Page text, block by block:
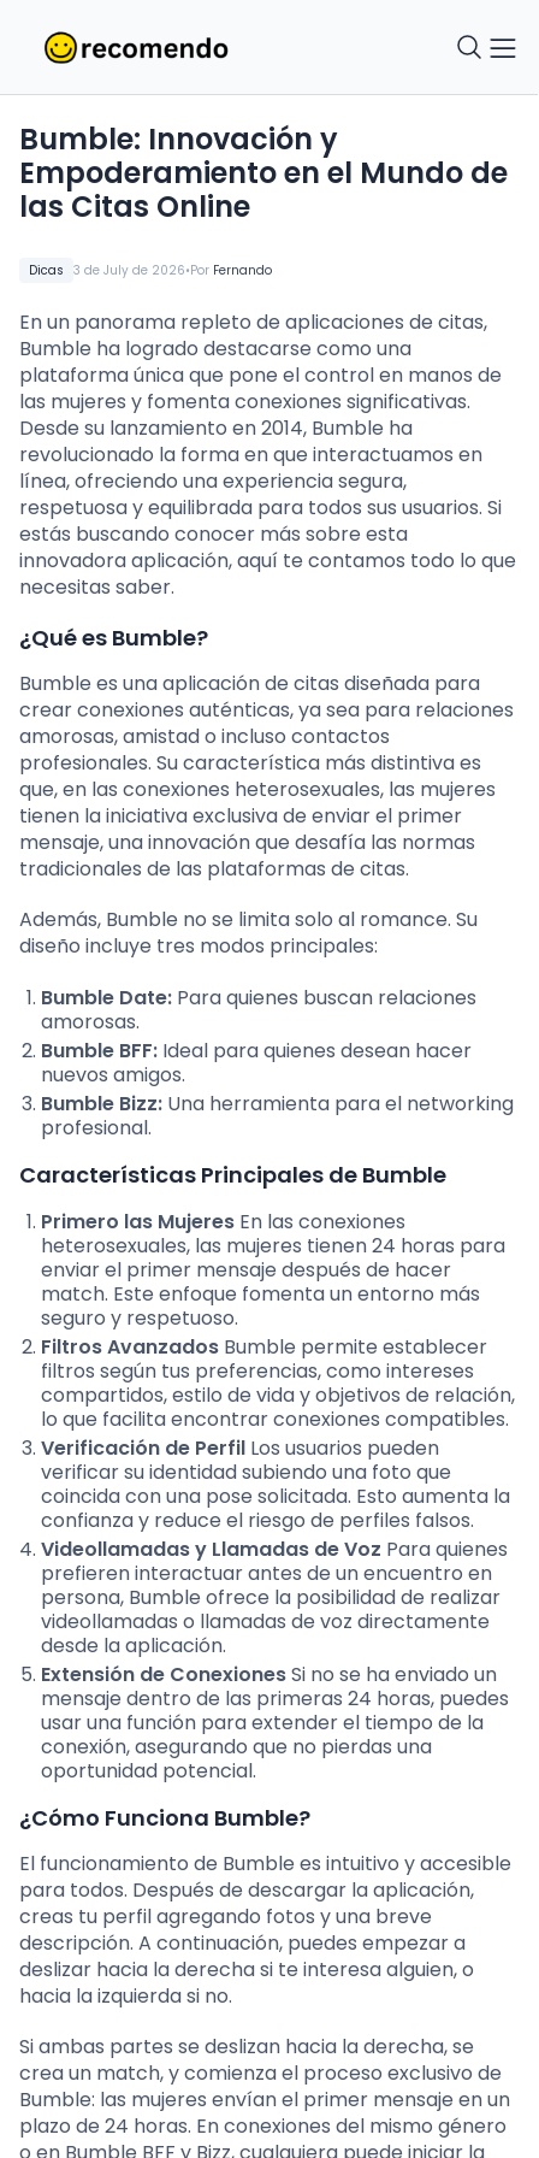
Dicas 3 de July de 2026•Por Fernando
Bumble: Innovación y
Empoderamiento en el Mundo de
las Citas Online
En un panorama repleto de aplicaciones de citas,
Bumble ha logrado destacarse como una
plataforma única que pone el control en manos de
las mujeres y fomenta conexiones significativas.
Desde su lanzamiento en 2014, Bumble ha
revolucionado la forma en que interactuamos en
línea, ofreciendo una experiencia segura,
respetuosa y equilibrada para todos sus usuarios. Si
estás buscando conocer más sobre esta
innovadora aplicación, aquí te contamos todo lo que
necesitas saber.
¿Qué es Bumble?
Bumble es una aplicación de citas diseñada para
crear conexiones auténticas, ya sea para relaciones
amorosas, amistad o incluso contactos
profesionales. Su característica más distintiva es
que, en las conexiones heterosexuales, las mujeres
tienen la iniciativa exclusiva de enviar el primer
mensaje, una innovación que desafía las normas
tradicionales de las plataformas de citas.
Además, Bumble no se limita solo al romance. Su
diseño incluye tres modos principales:
Bumble Date: Para quienes buscan relaciones
amorosas.
Bumble BFF: Ideal para quienes desean hacer
nuevos amigos.
Bumble Bizz: Una herramienta para el networking
profesional.
Características Principales de Bumble
Primero las Mujeres En las conexiones
heterosexuales, las mujeres tienen 24 horas para
enviar el primer mensaje después de hacer
match. Este enfoque fomenta un entorno más
seguro y respetuoso.
Filtros Avanzados Bumble permite establecer
filtros según tus preferencias, como intereses
compartidos, estilo de vida y objetivos de relación,
lo que facilita encontrar conexiones compatibles.
Verificación de Perfil Los usuarios pueden
verificar su identidad subiendo una foto que
coincida con una pose solicitada. Esto aumenta la
confianza y reduce el riesgo de perfiles falsos.
Videollamadas y Llamadas de Voz Para quienes
prefieren interactuar antes de un encuentro en
persona, Bumble ofrece la posibilidad de realizar
videollamadas o llamadas de voz directamente
desde la aplicación.
Extensión de ConexionesSi no se ha enviado un
mensaje dentro de las primeras 24 horas, puedes
usar una función para extender el tiempo de la
conexión, asegurando que no pierdas una
oportunidad potencial.
¿Cómo Funciona Bumble?
El funcionamiento de Bumble es intuitivo y accesible
para todos. Después de descargar la aplicación,
creas tu perfil agregando fotos y una breve
descripción. A continuación, puedes empezar a
deslizar hacia la derecha si te interesa alguien, o
hacia la izquierda si no.
Si ambas partes se deslizan hacia la derecha, se
crea un match, y comienza el proceso exclusivo de
Bumble: las mujeres envían el primer mensaje en un
plazo de 24 horas. En conexiones del mismo género